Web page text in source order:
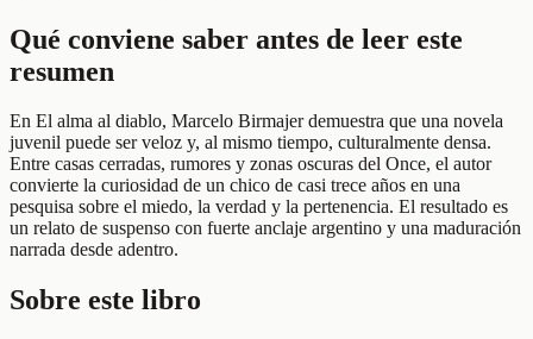
Qué conviene saber antes de leer este
resumen
En El alma al diablo, Marcelo Birmajer demuestra que una novela
juvenil puede ser veloz y, al mismo tiempo, culturalmente densa.
Entre casas cerradas, rumores y zonas oscuras del Once, el autor
convierte la curiosidad de un chico de casi trece años en una
pesquisa sobre el miedo, la verdad y la pertenencia. El resultado es
un relato de suspenso con fuerte anclaje argentino y una maduración
narrada desde adentro.
Sobre este libro